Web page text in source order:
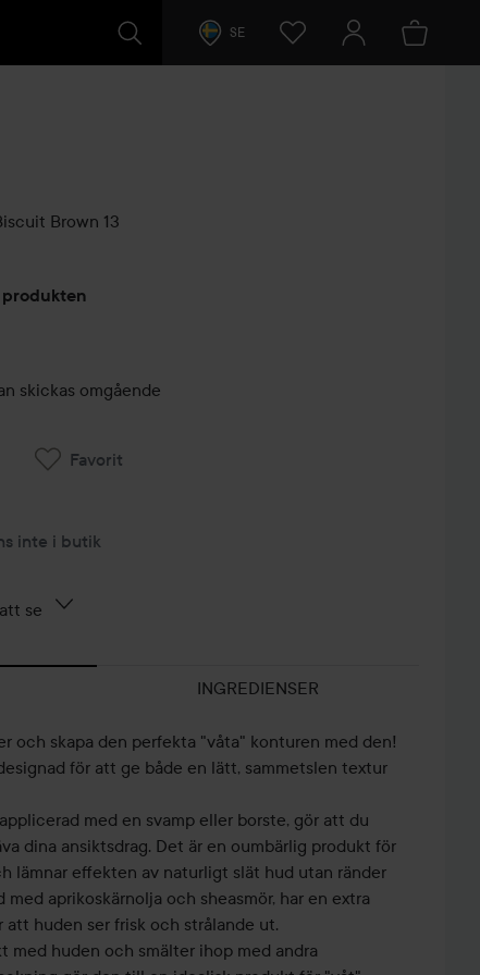
SE
Brown 13
skickas omgående
Favorit
inte i butik
se
INGREDIENSER
och skapa den perfekta "våta" konturen med den!
för att ge både en lätt, sammetslen textur
med en svamp eller borste, gör att du
dina ansiktsdrag. Det är en oumbärlig produkt för
lämnar effekten av naturligt slät hud utan ränder
med aprikoskärnolja och sheasmör, har en extra
huden ser frisk och strålande ut.
med huden och smälter ihop med andra